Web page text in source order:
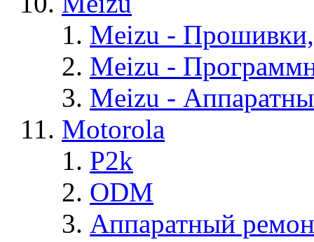
Meizu -
Meizu -
Meizu -
Motorola
P2k
ODM
Аппаратный